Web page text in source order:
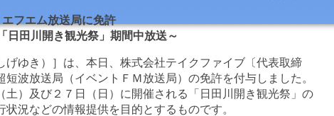
エフエム放送局に免許
日田川開き観光祭」期間中放送～
き）］は、本日、株式会社テイクファイブ〔代表取締
放送局（イベントＦＭ放送局）の免許を付与しました。
）及び２７日（日）に開催される「日田川開き観光祭」の
況などの情報提供を目的とするものです。